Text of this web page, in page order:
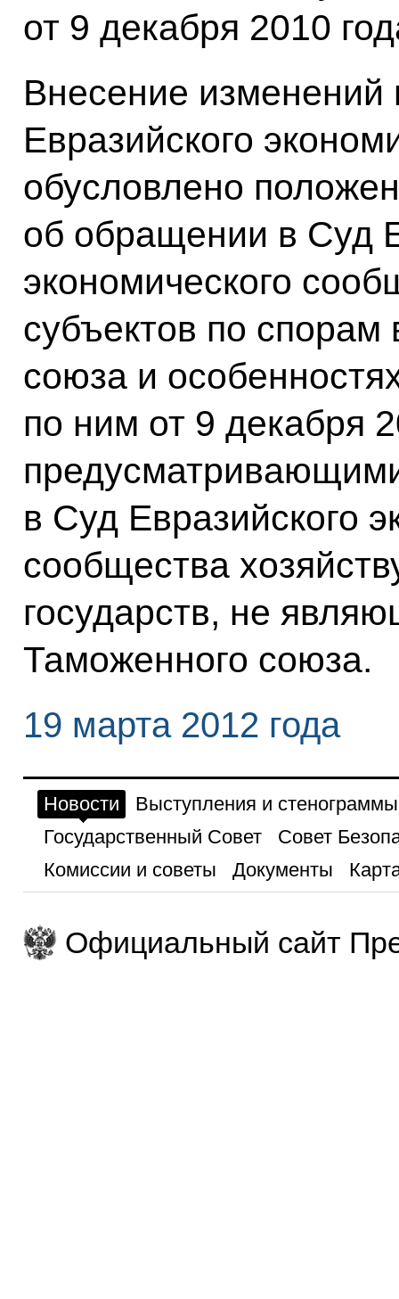
от 9 декабря 2010
Внесение изменений
Евразийского
обусловлено
об обращении в Суд
экономического
субъектов по
союза и
по ним от 9 декабря
в Суд Евразийского
сообщества
государств, не
Таможенного союза.
19 марта 2012 года
Новости
Выступления и стенограммы
Государственный Совет
Совет
Комиссии и советы
Документы
Официальный сайт